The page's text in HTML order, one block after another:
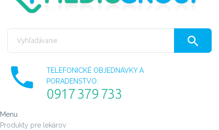
TELEFONICKÉ OBJEDNÁVKY A
PORADENSTVO:
0917 379 733
Menu
Produkty pre lekárov